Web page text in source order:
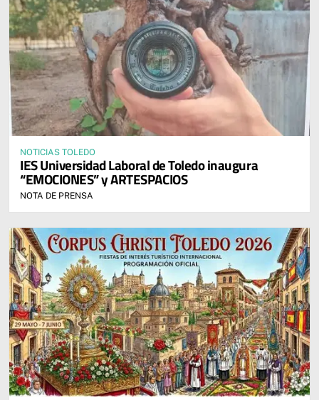
NOTICIAS TOLEDO
IES Universidad Laboral de Toledo inaugura
“EMOCIONES” y ARTESPACIOS
NOTA DE PRENSA